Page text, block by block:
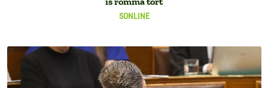
SONLINE